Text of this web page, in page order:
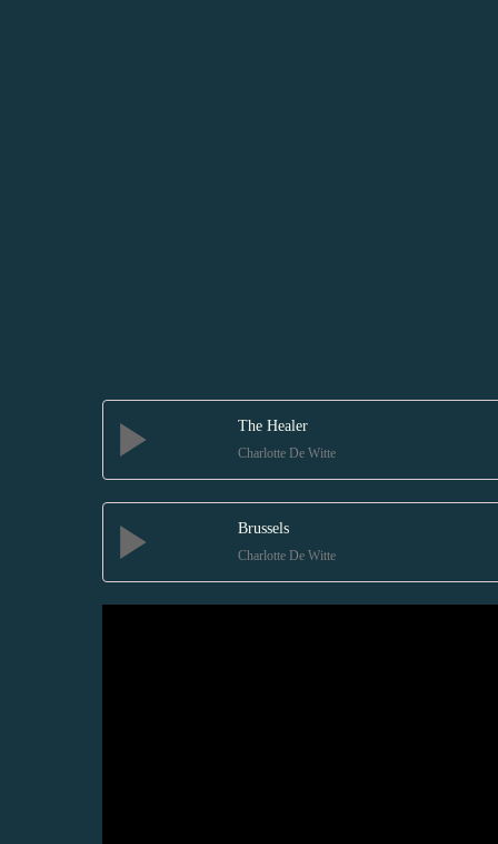
The Healer
Charlotte De Witte
Brussels
Charlotte De Witte